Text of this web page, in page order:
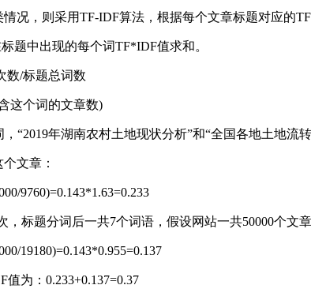
况，则采用TF-IDF算法，根据每个文章标题对应的
题中出现的每个词TF*IDF值求和。
数/标题总词数
这个词的文章数)
“2019年湖南农村土地现状分析”和“全国各地土地
文章：
9760)=0.143*1.63=0.233
标题分词后一共7个词语，假设网站一共50000个文
19180)=0.143*0.955=0.137
为：0.233+0.137=0.37